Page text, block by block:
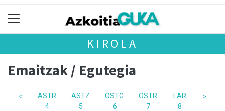
KIROLA
Emaitzak / Egutegia
<
ASTR
4
ASTZ
5
OSTG
6
OSTR
7
LAR
8
>